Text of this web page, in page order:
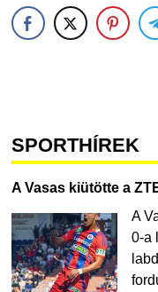
SPORTHÍREK
A Vasas kiütötte a
A
0-a